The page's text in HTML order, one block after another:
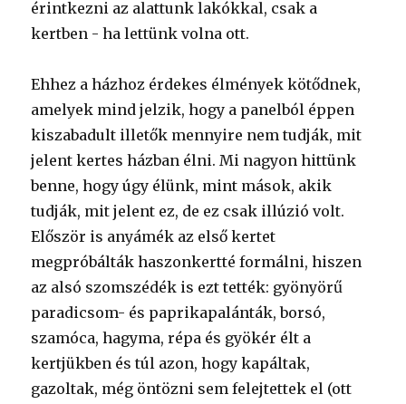
érintkezni az alattunk lakókkal, csak a
kertben - ha lettünk volna ott.
Ehhez a házhoz érdekes élmények kötődnek,
amelyek mind jelzik, hogy a panelból éppen
kiszabadult illetők mennyire nem tudják, mit
jelent kertes házban élni. Mi nagyon hittünk
benne, hogy úgy élünk, mint mások, akik
tudják, mit jelent ez, de ez csak illúzió volt.
Először is anyámék az első kertet
megpróbálták haszonkertté formálni, hiszen
az alsó szomszédék is ezt tették: gyönyörű
paradicsom- és paprikapalánták, borsó,
szamóca, hagyma, répa és gyökér élt a
kertjükben és túl azon, hogy kapáltak,
gazoltak, még öntözni sem felejtettek el (ott